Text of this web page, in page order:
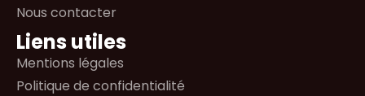
Nous contacter
Liens utiles
Mentions légales
Politique de confidentialité